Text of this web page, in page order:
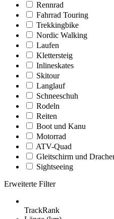
Rennrad
Fahrrad Touring
Trekkingbike
Nordic Walking
Laufen
Klettersteig
Inlineskates
Skitour
Langlauf
Schneeschuh
Rodeln
Reiten
Boot und Kanu
Motorrad
ATV-Quad
Gleitschirm und
Sightseeing
Erweiterte Filter
TrackRank